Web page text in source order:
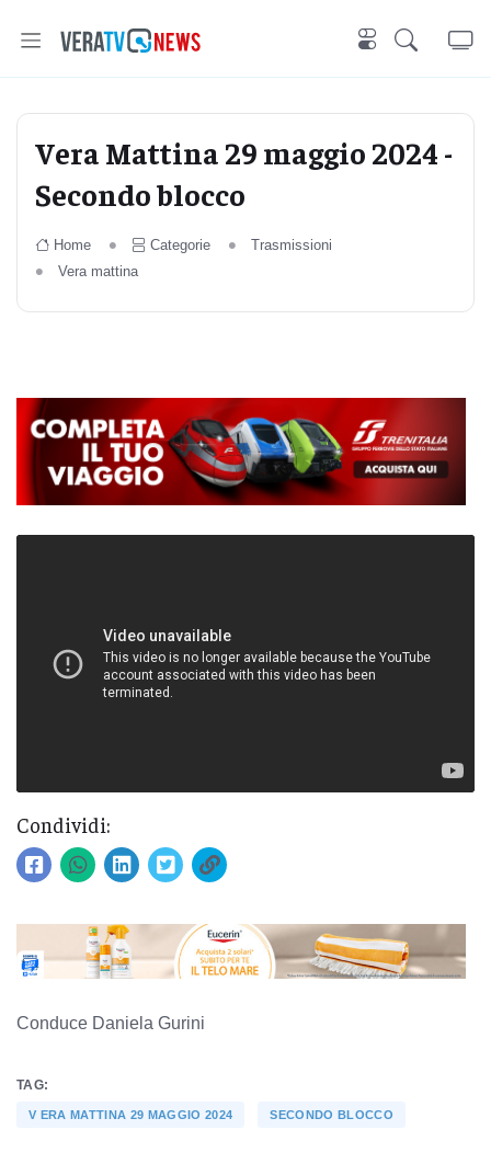
Vera Mattina 29 maggio 2024 -
Secondo blocco
Home Categorie
Trasmissioni
Vera mattina
Condividi:
Conduce Daniela Gurini
TAG:
V ERA MATTINA 29 MAGGIO 2024 SECONDO BLOCCO